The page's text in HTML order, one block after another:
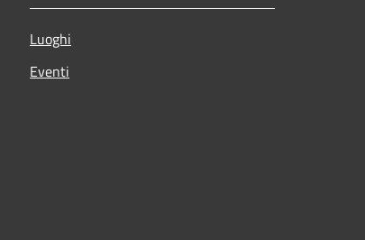
Luoghi
Eventi